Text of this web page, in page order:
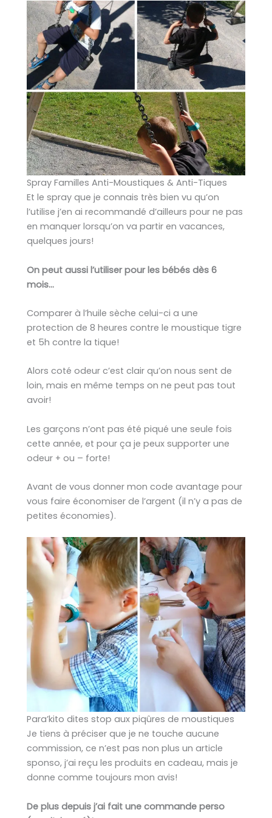
Spray Familles Anti-Moustiques & Anti-Tiques
Et le spray que je connais très bien vu qu’on
l’utilise j’en ai recommandé d’ailleurs pour ne pas
en manquer lorsqu’on va partir en vacances,
quelques jours!
On peut aussi l’utiliser pour les bébés dès 6
mois…
Comparer à l’huile sèche celui-ci a une
protection de 8 heures contre le moustique tigre
et 5h contre la tique!
Alors coté odeur c’est clair qu’on nous sent de
loin, mais en même temps on ne peut pas tout
avoir!
Les garçons n’ont pas été piqué une seule fois
cette année, et pour ça je peux supporter une
odeur + ou – forte!
Avant de vous donner mon code avantage pour
vous faire économiser de l’argent (il n’y a pas de
petites économies).
Para’kito dites stop aux piqûres de moustiques
Je tiens à préciser que je ne touche aucune
commission, ce n’est pas non plus un article
sponso, j’ai reçu les produits en cadeau, mais je
donne comme toujours mon avis!
De plus depuis j’ai fait une commande perso